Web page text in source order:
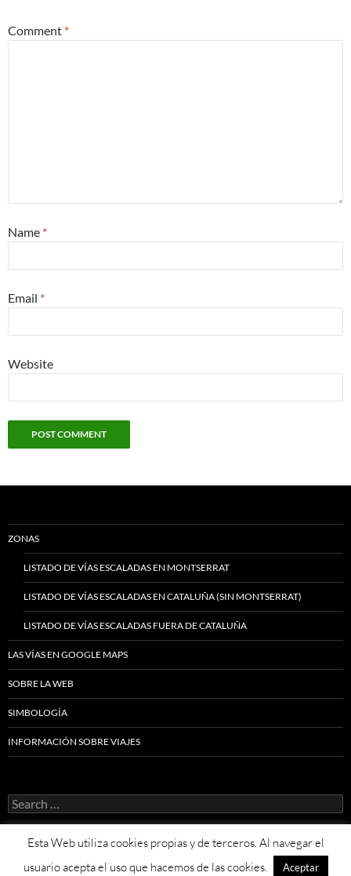
Comment *
Name *
Email *
Website
ZONAS
LISTADO DE VÍAS ESCALADAS EN MONTSERRAT
LISTADO DE VÍAS ESCALADAS EN CATALUÑA (SIN MONTSERRAT)
LISTADO DE VÍAS ESCALADAS FUERA DE CATALUÑA
LAS VÍAS EN GOOGLE MAPS
SOBRE LA WEB
SIMBOLOGÍA
INFORMACIÓN SOBRE VIAJES
Search
for:
Proudly powered by WordPress
Esta Web utiliza cookies propias y de terceros. Al navegar el
usuario acepta el uso que hacemos de las cookies.
Aceptar